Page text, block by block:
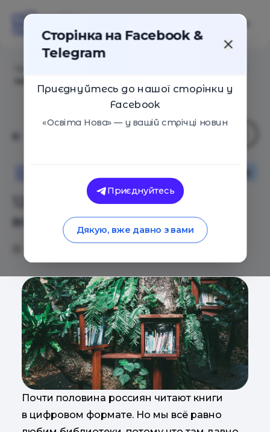
12 необычных библиотек со
всего мира
Почти половина россиян читают книги
в цифровом формате. Но мы всё равно
Сторінка на Facebook &
Telegram
Приєднуйтесь до нашої сторінки у
Facebook
«Освіта Нова» — у вашій стрічці новин
Приєднуйтесь
Дякую, вже давно з вами